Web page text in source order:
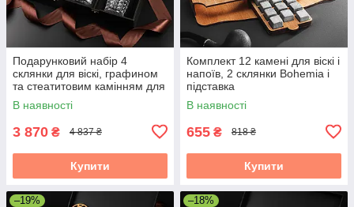
Подарунковий набір 4
склянки для віскі, графином
та стеатитовим камінням для
охолодження віскі. 4 шт.
склянок Bohemia Diamond
В наявності
3 870 ₴ 4 837 ₴
Купити
Комплект 12 камені для віскі і
напоїв, 2 склянки Bohemia і
підставка
В наявності
655 ₴ 818 ₴
Купити
–19% –18%